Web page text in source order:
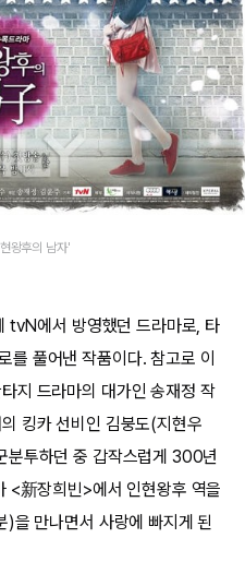
왕후의 남자'
tvN에서 방영했던 드라마로, 타
를 풀어낸 작품이다. 참고로 이
지 드라마의 대가인 송재정 작
킹카 선비인 김붕도(지현우
분투하던 중 갑작스럽게 300년
<新장희빈>에서 인현왕후 역을
을 만나면서 사랑에 빠지게 된